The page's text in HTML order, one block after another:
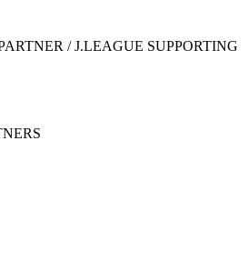
/ J.LEAGUE SUPPORTING